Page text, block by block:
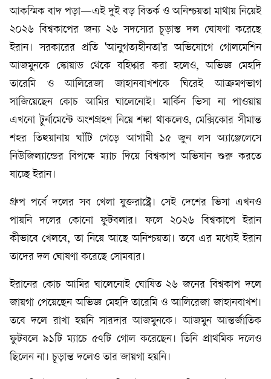
আকস্মিক বাদ পড়া—এই দুই বড় বিতর্ক ও অনিশ্চয়তা মাথায় নিয়েই
২০২৬ বিশ্বকাপের জন্য ২৬ সদস্যের চূড়ান্ত দল ঘোষণা করেছে
ইরান। সরকারের প্রতি 'আনুগত্যহীনতা'র অভিযোগে গোলমেশিন
আজমুনকে স্কোয়াড থেকে বহিষ্কার করা হলেও, অভিজ্ঞ মেহদি
তারেমি ও আলিরেজা জাহানবাখশকে ঘিরেই আক্রমণভাগ
সাজিয়েছেন কোচ আমির ঘালেনোই। মার্কিন ভিসা না পাওয়ায়
এখনো টুর্নামেন্টে অংশগ্রহণ নিয়ে শঙ্কা থাকলেও, মেক্সিকোর সীমান্ত
শহর তিহুয়ানায় ঘাঁটি গেড়ে আগামী ১৫ জুন লস অ্যাঞ্জেলেসে
নিউজিল্যান্ডের বিপক্ষে ম্যাচ দিয়ে বিশ্বকাপ অভিযান শুরু করতে
যাচ্ছে ইরান।
গ্রুপ পর্বে দলের সব খেলা যুক্তরাষ্ট্রে। সেই দেশের ভিসা এখনও
পায়নি দলের কোনো ফুটবলার। ফলে ২০২৬ বিশ্বকাপে ইরান
কীভাবে খেলবে, তা নিয়ে আছে অনিশ্চয়তা। তবে এর মধ্যেই ইরান
তাদের দল ঘোষণা করেছে সোমবার।
ইরানের কোচ আমির ঘালেনোই ঘোষিত ২৬ জনের বিশ্বকাপ দলে
জায়গা পেয়েছেন অভিজ্ঞ মেহদি তারেমি ও আলিরেজা জাহানবাখশ।
তবে দলে রাখা হয়নি সারদার আজমুনকে। আজমুন আন্তর্জাতিক
ফুটবলে ৯১টি ম্যাচে ৫৭টি গোল করেছেন। তিনি প্রাথমিক দলেও
ছিলেন না। চূড়ান্ত দলেও তার জায়গা হয়নি।